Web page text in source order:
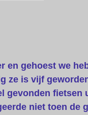
en gehoest we
ze is vijf
gevonden
niet toen